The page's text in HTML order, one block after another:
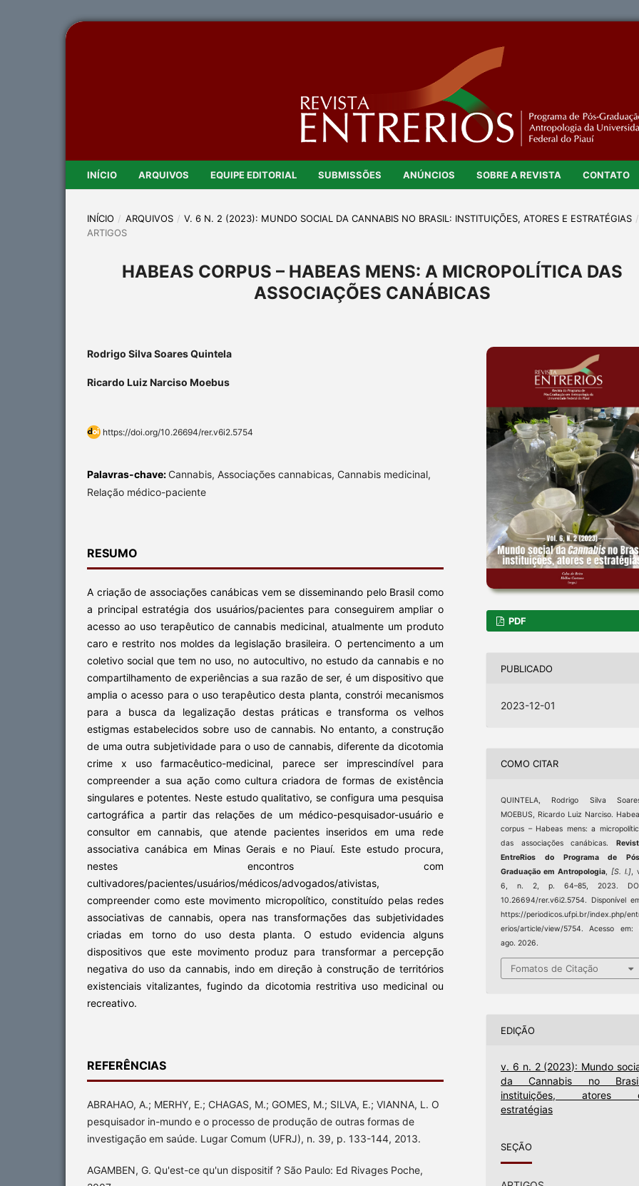
INÍCIO ARQUIVOS EQUIPE EDITORIAL SUBMISSÕES ANÚNCIOS SOBRE A REVISTA CONTATO
INÍCIO / ARQUIVOS / V. 6 N. 2 (2023): MUNDO SOCIAL DA CANNABIS NO BRASIL: INSTITUIÇÕES, ATORES E ESTRATÉGIAS /
ARTIGOS
HABEAS CORPUS – HABEAS MENS: A MICROPOLÍTICA DAS
ASSOCIAÇÕES CANÁBICAS
Rodrigo Silva Soares Quintela
Ricardo Luiz Narciso Moebus
https://doi.org/10.26694/rer.v6i2.5754
Palavras-chave: Cannabis, Associações cannabicas, Cannabis medicinal,
Relação médico-paciente
RESUMO
A criação de associações canábicas vem se disseminando pelo Brasil como
a principal estratégia dos usuários/pacientes para conseguirem ampliar o
acesso ao uso terapêutico de cannabis medicinal, atualmente um produto
caro e restrito nos moldes da legislação brasileira. O pertencimento a um
coletivo social que tem no uso, no autocultivo, no estudo da cannabis e no
compartilhamento de experiências a sua razão de ser, é um dispositivo que
amplia o acesso para o uso terapêutico desta planta, constrói mecanismos
para a busca da legalização destas práticas e transforma os velhos
estigmas estabelecidos sobre uso de cannabis. No entanto, a construção
de uma outra subjetividade para o uso de cannabis, diferente da dicotomia
crime x uso farmacêutico-medicinal, parece ser imprescindível para
compreender a sua ação como cultura criadora de formas de existência
singulares e potentes. Neste estudo qualitativo, se configura uma pesquisa
cartográfica a partir das relações de um médico-pesquisador-usuário e
consultor em cannabis, que atende pacientes inseridos em uma rede
associativa canábica em Minas Gerais e no Piauí. Este estudo procura,
nestes encontros com
cultivadores/pacientes/usuários/médicos/advogados/ativistas,
compreender como este movimento micropolítico, constituído pelas redes
associativas de cannabis, opera nas transformações das subjetividades
criadas em torno do uso desta planta. O estudo evidencia alguns
dispositivos que este movimento produz para transformar a percepção
negativa do uso da cannabis, indo em direção à construção de territórios
existenciais vitalizantes, fugindo da dicotomia restritiva uso medicinal ou
recreativo.
REFERÊNCIAS
ABRAHAO, A.; MERHY, E.; CHAGAS, M.; GOMES, M.; SILVA, E.; VIANNA, L. O
pesquisador in-mundo e o processo de produção de outras formas de
investigação em saúde. Lugar Comum (UFRJ), n. 39, p. 133-144, 2013.
AGAMBEN, G. Qu'est-ce qu'un dispositif ? São Paulo: Ed Rivages Poche,
PDF
PUBLICADO
2023-12-01
COMO CITAR
QUINTELA, Rodrigo Silva
MOEBUS, Ricardo Luiz Narciso.
corpus – Habeas mens: a
das associações canábicas.
EntreRios do Programa de
Graduação em Antropologia
[S. l.] ,
6, n. 2, p. 64–85, 2023.
10.26694/rer.v6i2.5754. Disponível
https://periodicos.ufpi.br/index.php/
erios/article/view/5754. Acesso em:
ago. 2026.
Fomatos de Citação
EDIÇÃO
v. 6 n. 2 (2023): Mundo
da Cannabis no
instituições, atores
estratégias
SEÇÃO